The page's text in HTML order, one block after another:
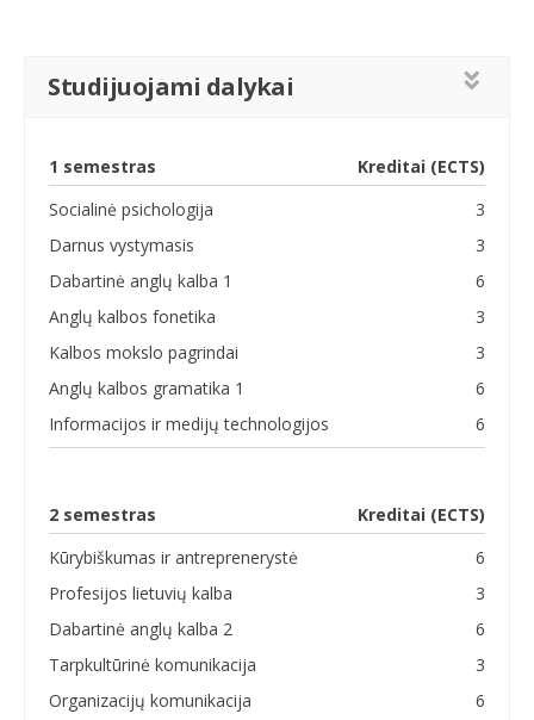
Studijuojami dalykai
1 semestras
Kreditai (ECTS)
Socialinė psichologija
3
Darnus vystymasis
3
Dabartinė anglų kalba 1
6
Anglų kalbos fonetika
3
Kalbos mokslo pagrindai
3
Anglų kalbos gramatika 1
6
Informacijos ir medijų technologijos
6
2 semestras
Kreditai (ECTS)
Kūrybiškumas ir antreprenerystė
6
Profesijos lietuvių kalba
3
Dabartinė anglų kalba 2
6
Tarpkultūrinė komunikacija
3
Organizacijų komunikacija
6